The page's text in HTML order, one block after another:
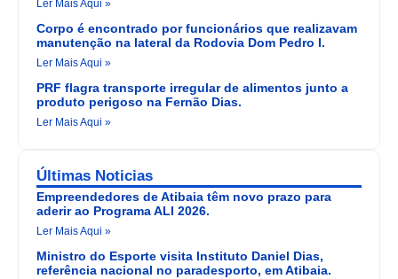
Ler Mais Aqui »
Corpo é encontrado por funcionários que realizavam
manutenção na lateral da Rodovia Dom Pedro I.
Ler Mais Aqui »
PRF flagra transporte irregular de alimentos junto a
produto perigoso na Fernão Dias.
Ler Mais Aqui »
Últimas Noticias
Empreendedores de Atibaia têm novo prazo para
aderir ao Programa ALI 2026.
Ler Mais Aqui »
Ministro do Esporte visita Instituto Daniel Dias,
referência nacional no paradesporto, em Atibaia.